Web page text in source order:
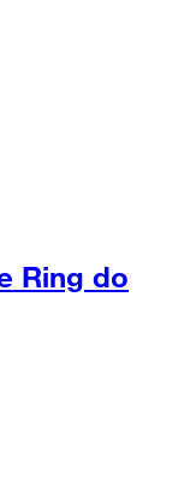
Ring do